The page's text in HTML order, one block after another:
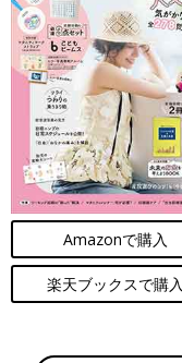
Amazonで購入
楽天ブックスで購入